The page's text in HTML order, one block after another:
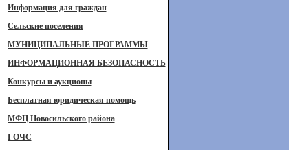
Информация для граждан
Сельские поселения
МУНИЦИПАЛЬНЫЕ ПРОГРАММЫ
ИНФОРМАЦИОННАЯ БЕЗОПАСНОСТЬ
Конкурсы и аукционы
Бесплатная юридическая помощь
МФЦ Новосильского района
ГОЧС